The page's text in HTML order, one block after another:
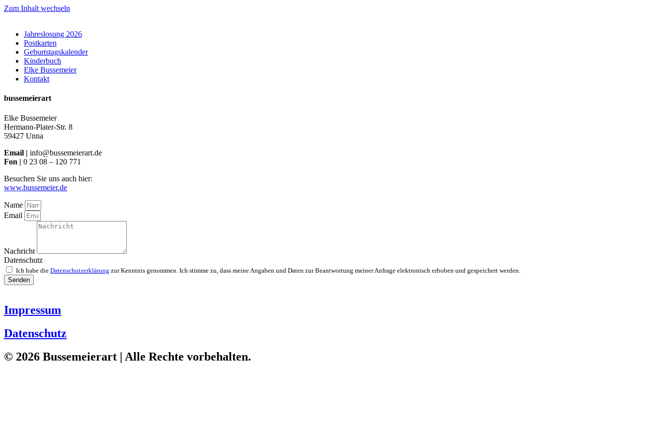
Zum Inhalt wechseln
Jahreslosung 2026
Postkarten
Geburtstagskalender
Kinderbuch
Elke Bussemeier
Kontakt
bussemeierart
Elke Bussemeier
Hermann-Plater-Str. 8
59427 Unna
Email | info@bussemeierart.de
Fon | 0 23 08 – 120 771
Besuchen Sie uns auch hier:
www.bussemeier.de
Name
Email
Nachricht
Datenschutz
Ich habe die Datenschutzerklärung zur Kenntnis genommen. Ich stimme zu, dass meine Angaben und Daten zur Beantwortung meiner Anfrage elektronisch erhoben und gespeichert werden.
Senden
Impressum
Datenschutz
© 2026 Bussemeierart | Alle Rechte vorbehalten.